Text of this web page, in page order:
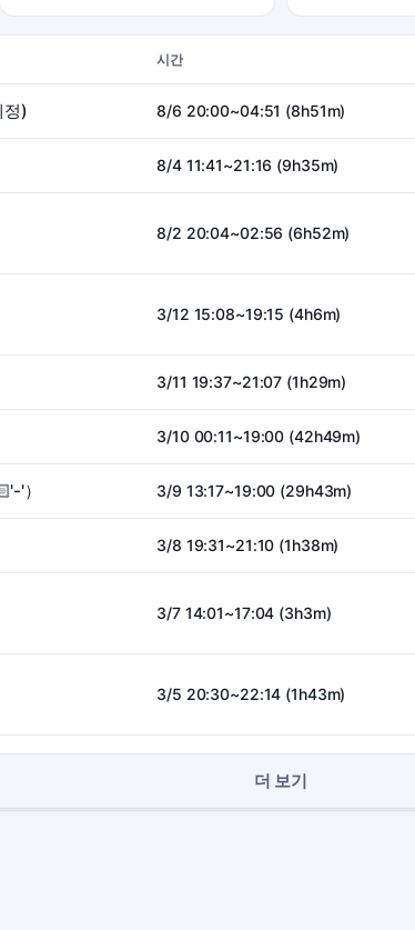
시간
정) 8/6 20:00~04:51 (8h51m)
8/4 11:41~21:16 (9h35m)
8/2 20:04~02:56 (6h52m)
3/12 15:08~19:15 (4h6m)
3/11 19:37~21:07 (1h29m)
3/10 00:11~19:00 (42h49m)
'） 3/9 13:17~19:00 (29h43m)
3/8 19:31~21:10 (1h38m)
3/7 14:01~17:04 (3h3m)
3/5 20:30~22:14 (1h43m)
더 보기